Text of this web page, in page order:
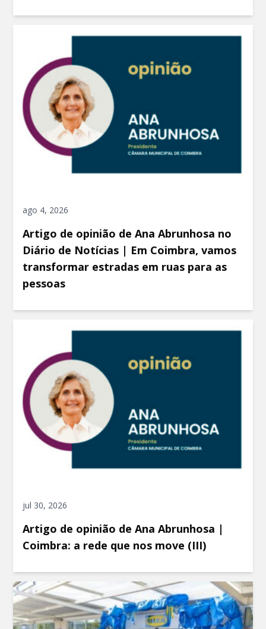
ago 4, 2026
Artigo de opinião de Ana Abrunhosa no
Diário de Notícias | Em Coimbra, vamos
transformar estradas em ruas para as
pessoas
jul 30, 2026
Artigo de opinião de Ana Abrunhosa |
Coimbra: a rede que nos move (III)